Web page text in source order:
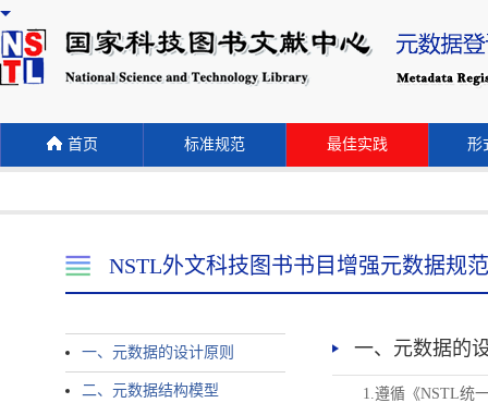
首页 标准规范 最佳实践 形
NSTL外文科技图书书目增强元数据规范
一、元数据的设计原则
二、元数据结构模型
一、元数据的
1.遵循《NSTL统